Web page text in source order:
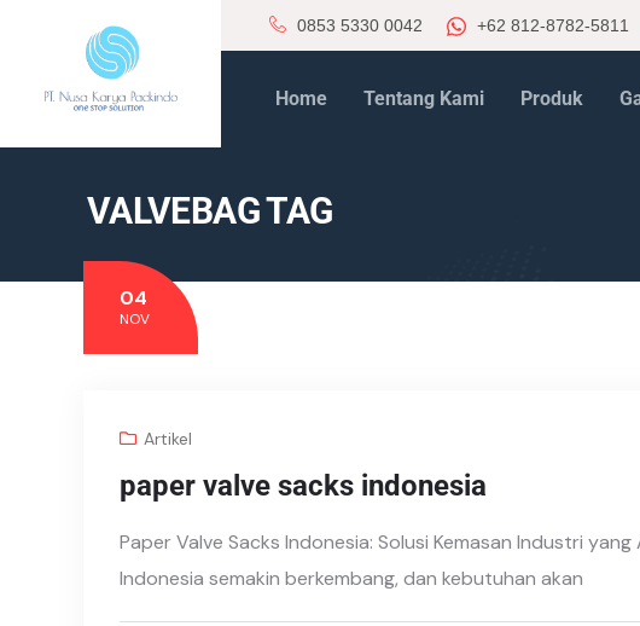
0853 5330 0042 +62 812-8782-5811
Home Tentang Kami Produk
VALVEBAG TAG
04
NOV
Artikel
paper valve sacks indonesia
Paper Valve Sacks Indonesia: Solusi Kemasan Industri
Indonesia semakin berkembang, dan kebutuhan akan